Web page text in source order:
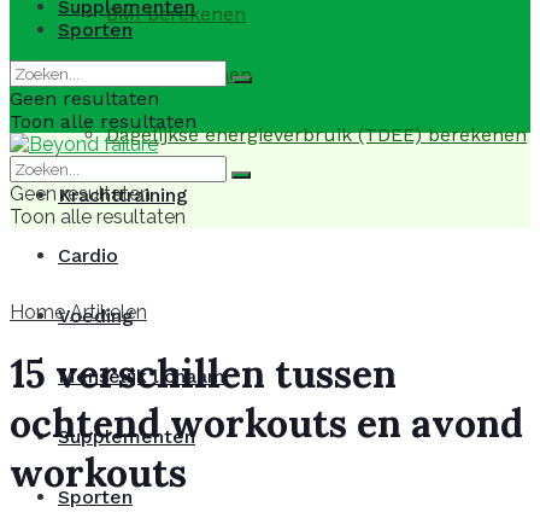
BMI berekenen
BMR berekenen
Dagelijkse energieverbruik (TDEE) berekenen
Krachttraining
Cardio
Voeding
Menselijk lichaam
Supplementen
Sporten
Supplementen
Sporten
Geen resultaten
Toon alle resultaten
Geen resultaten
Toon alle resultaten
Home Artikelen
15 verschillen tussen
ochtend workouts en avond
workouts